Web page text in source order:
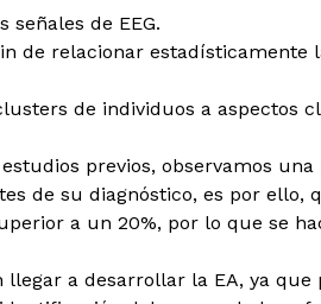
de EEG.
de relacionar
de individuos a aspectos
previos, observamos
de su diagnóstico, es por
a un 20%, por lo que se
a desarrollar la EA, ya